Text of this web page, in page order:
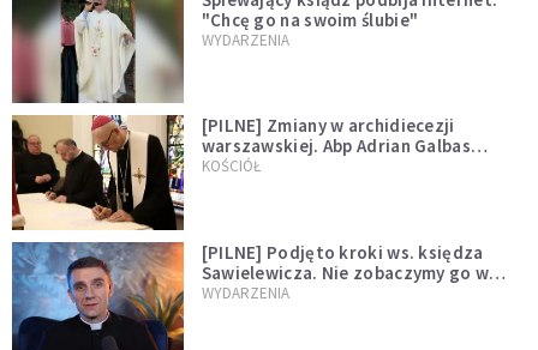
"Chcę go na swoim ślubie"
WYDARZENIA
[PILNE] Zmiany w archidiecezji
warszawskiej. Abp Adrian Galbas
wręczył dekrety nowym proboszczom
KOŚCIÓŁ
[PILNE] Podjęto kroki ws. księdza
Sawielewicza. Nie zobaczymy go w
mediach
WYDARZENIA